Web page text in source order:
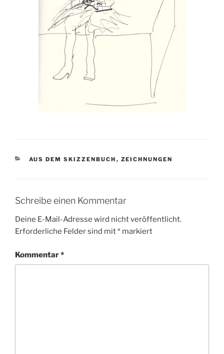
KATEGORIEN
AUS DEM SKIZZENBUCH , ZEICHNUNGEN
Schreibe einen Kommentar
Deine E-Mail-Adresse wird nicht veröffentlicht.
Erforderliche Felder sind mit* markiert
Kommentar*